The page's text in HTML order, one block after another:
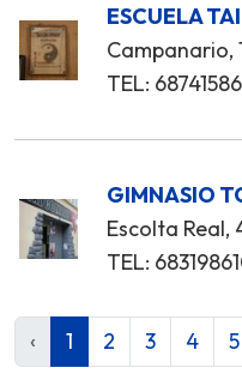
ESCUELA
Campanario,
TEL:
GIMNASIO
Escolta Real,
TEL:
‹ 1 2 3 4 5